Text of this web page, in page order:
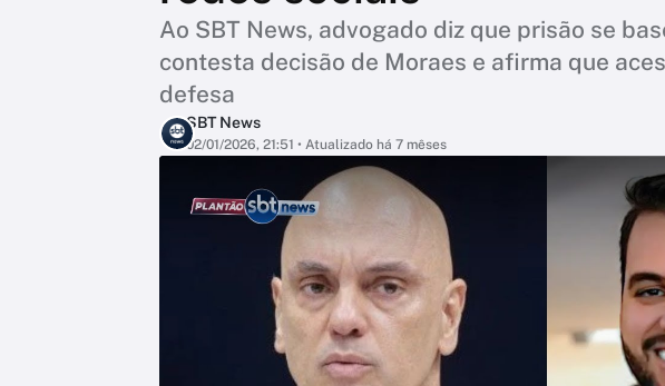
Ao SBT News, advogado diz que prisão se
contesta decisão de Moraes e afirma que
defesa
SBT News
02/01/2026, 21:51 • Atualizado há 7 mêses